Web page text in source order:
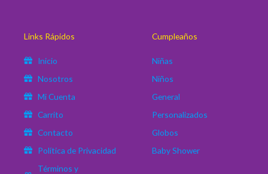
Links Rápidos
Inicio
Nosotros
Mi Cuenta
Carrito
Contacto
Política de Privacidad
Términos y
Cumpleaños
Niñas
Niños
General
Personalizados
Globos
Baby Shower